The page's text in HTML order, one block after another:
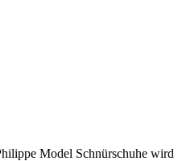
Model Schnürschuhe wird